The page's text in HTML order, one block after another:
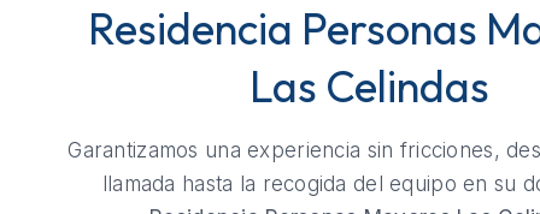
Residencia Personas
Las Celindas
Garantizamos una experiencia sin fricciones,
llamada hasta la recogida del equipo en su